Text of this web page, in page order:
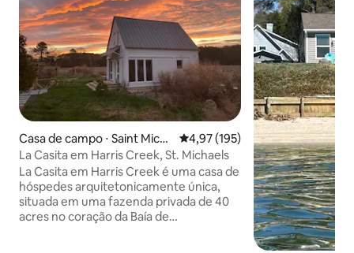
Casa de campo ⋅ Saint Micha
els
4,97 de uma avaliação média de
4,97 (195)
La Casita em Harris Creek, St. Michaels
La Casita em Harris Creek é uma casa de
hóspedes arquitetonicamente única,
situada em uma fazenda privada de 40
acres no coração da Baía de